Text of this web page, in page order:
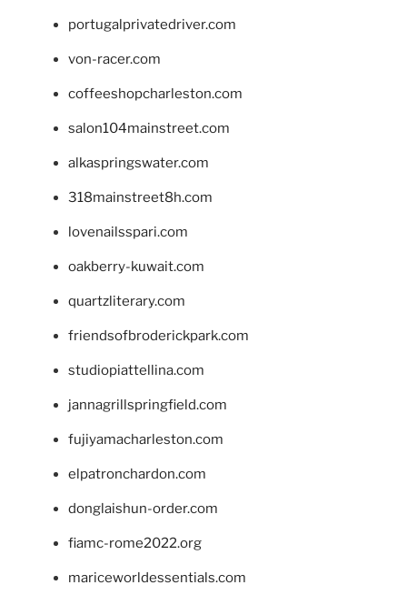
portugalprivatedriver.com
von-racer.com
coffeeshopcharleston.com
salon104mainstreet.com
alkaspringswater.com
318mainstreet8h.com
lovenailsspari.com
oakberry-kuwait.com
quartzliterary.com
friendsofbroderickpark.com
studiopiattellina.com
jannagrillspringfield.com
fujiyamacharleston.com
elpatronchardon.com
donglaishun-order.com
fiamc-rome2022.org
mariceworldessentials.com